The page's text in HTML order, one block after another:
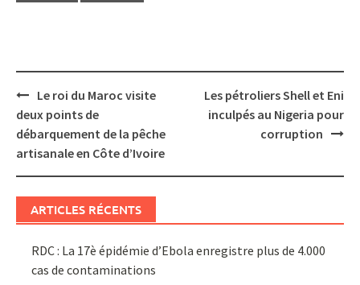
Post
navigation
Le roi du Maroc visite
deux points de
débarquement de la pêche
artisanale en Côte d’Ivoire
Les pétroliers Shell et Eni
inculpés au Nigeria pour
corruption
ARTICLES RÉCENTS
RDC : La 17è épidémie d’Ebola enregistre plus de 4.000
cas de contaminations